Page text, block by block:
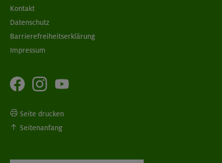
Kontakt
Datenschutz
Barrierefreiheitserklärung
Impressum
Seite drucken
Seitenanfang